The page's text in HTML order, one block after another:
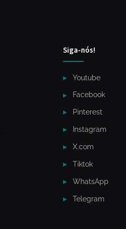
Siga-nós!
Youtube
Facebook
Pinterest
Instagram
X.com
Tiktok
WhatsApp
Telegram